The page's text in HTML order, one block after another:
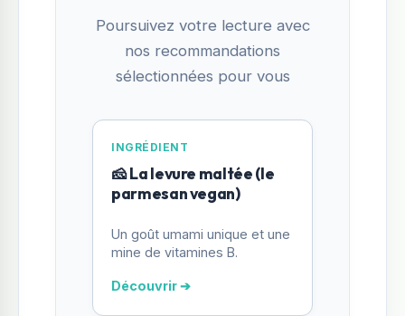
Poursuivez votre lecture avec
nos recommandations
sélectionnées pour vous
INGRÉDIENT
🧀 La levure maltée (le
parmesan vegan)
Un goût umami unique et une
mine de vitamines B.
Découvrir ➔